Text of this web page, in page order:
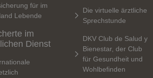
für im
Lebende
im
Dienst
Die virtuelle ärztliche
Sprechstunde
DKV Club de Salud y
Bienestar, der Club
für Gesundheit und
Wohlbefinden